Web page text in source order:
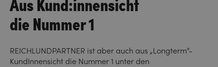
die Nummer 1
REICHLUNDPARTNER ist aber auch aus „Longterm“-
KundInnensicht die Nummer 1 unter den